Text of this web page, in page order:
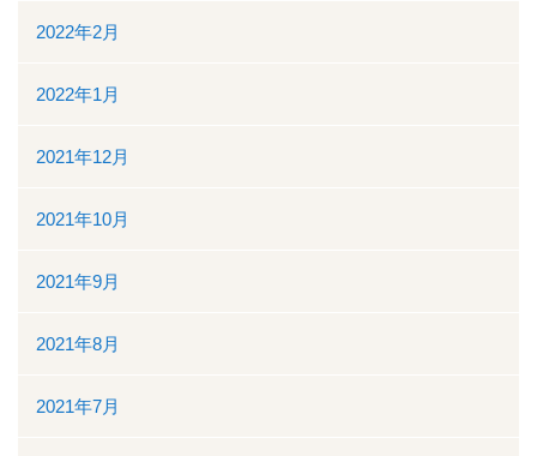
2022年2月
2022年1月
2021年12月
2021年10月
2021年9月
2021年8月
2021年7月